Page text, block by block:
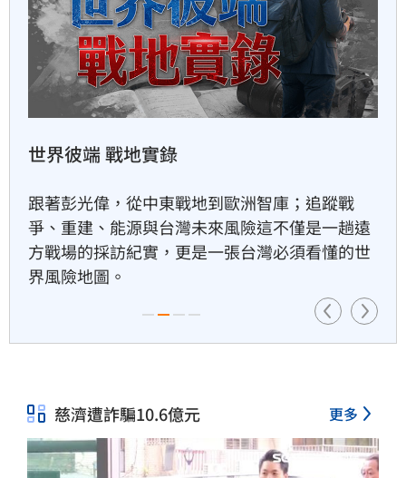
這些縣市豪、大雨下到晚上　3
地方大豪雨
52分鐘前
12歲愛犬離世！敖犬曝頭七神
53分鐘前
56分鐘前
世界彼端 戰地實錄
跟著彭光偉，從中東戰地到歐洲智庫；追蹤戰
爭、重建、能源與台灣未來風險這不僅是一趟遠
方戰場的採訪紀實，更是一張台灣必須看懂的世
界風險地圖。
慈濟遭詐騙10.6億元 更多